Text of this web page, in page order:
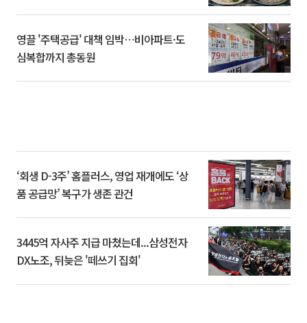
영끌 '주택공급' 대책 임박⋯비아파트·도
심복합까지 총동원
‘회생 D-3주’ 홈플러스, 영업 재개에도 ‘상
품 공급망’ 복구가 생존 관건
3445억 자사주 지급 마쳤는데...삼성전자
DX노조, 뒤늦은 '떼쓰기 집회'